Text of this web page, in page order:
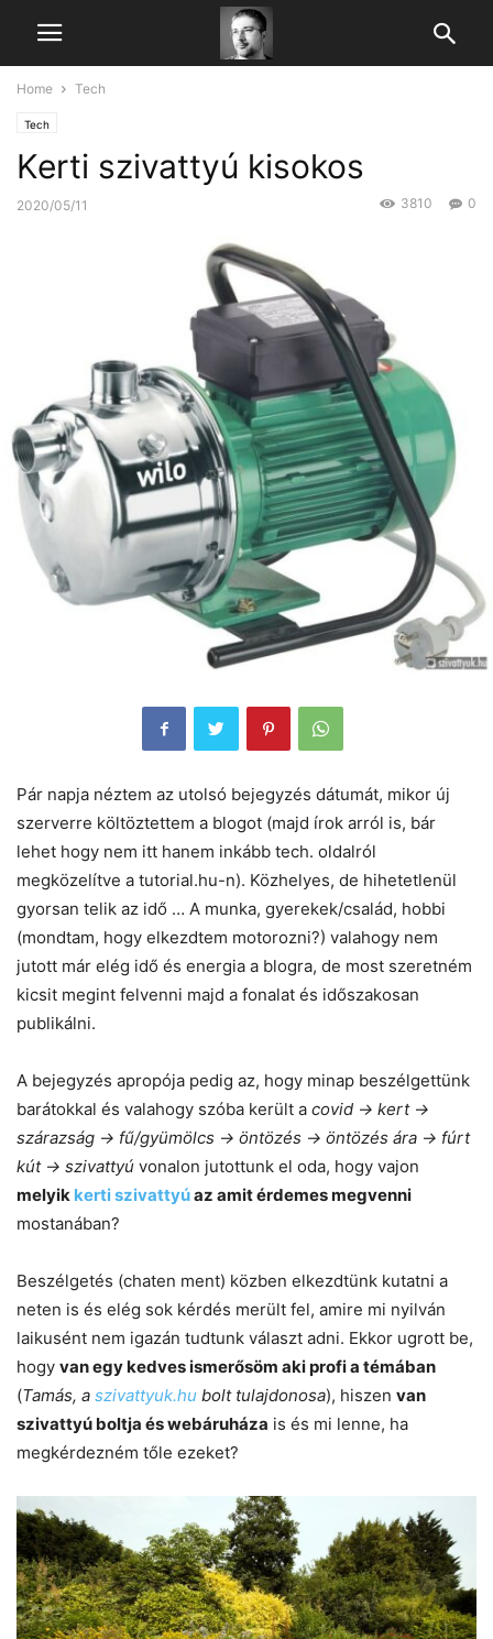
Home Tech
Tech
Kerti szivattyú kisokos
2020/05/11 0
3810
Pár napja néztem az utolsó bejegyzés dátumát, mikor új
szerverre költöztettem a blogot (majd írok arról is, bár
lehet hogy nem itt hanem inkább tech. oldalról
megközelítve a tutorial.hu-n). Közhelyes, de hihetetlenül
gyorsan telik az idő … A munka, gyerekek/család, hobbi
(mondtam, hogy elkezdtem motorozni?) valahogy nem
jutott már elég idő és energia a blogra, de most szeretném
kicsit megint felvenni majd a fonalat és időszakosan
publikálni.
A bejegyzés apropója pedig az, hogy minap beszélgettünk
barátokkal és valahogy szóba került a covid -> kert ->
szárazság -> fű/gyümölcs -> öntözés -> öntözés ára -> fúrt
kút -> szivattyú vonalon jutottunk el oda, hogy vajon
melyik kerti szivattyúaz amit érdemes megvenni
mostanában?
Beszélgetés (chaten ment) közben elkezdtünk kutatni a
neten is és elég sok kérdés merült fel, amire mi nyilván
laikusént nem igazán tudtunk választ adni. Ekkor ugrott be,
hogy van egy kedves ismerősöm aki profi a témában
(Tamás, a szivattyuk.hu bolt tulajdonosa), hiszen van
szivattyú boltja és webáruháza is és mi lenne, ha
megkérdezném tőle ezeket?